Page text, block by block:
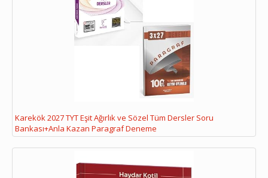
Karekök 2027 TYT Eşit Ağırlık ve Sözel Tüm Dersler Soru
Bankası+Anla Kazan Paragraf Deneme